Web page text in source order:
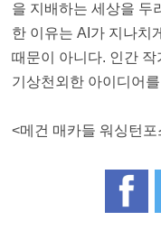
을 지배하는 세상을 두
한 이유는 AI가 지나치
때문이 아니다. 인간
기상천외한 아이디어
<메건 매카들 워싱턴